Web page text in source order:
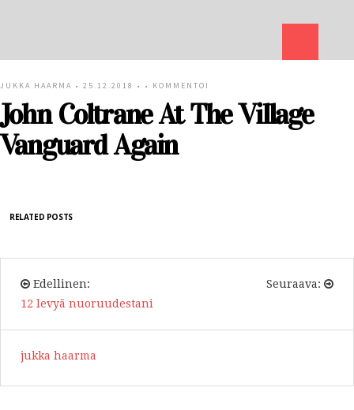
JUKKA HAARMA • 25.12.2018 • • KOMMENTOI
John Coltrane At The Village
Vanguard Again
RELATED POSTS
Edellinen:
12 levyä nuoruudestani
Seuraava:
jukka haarma